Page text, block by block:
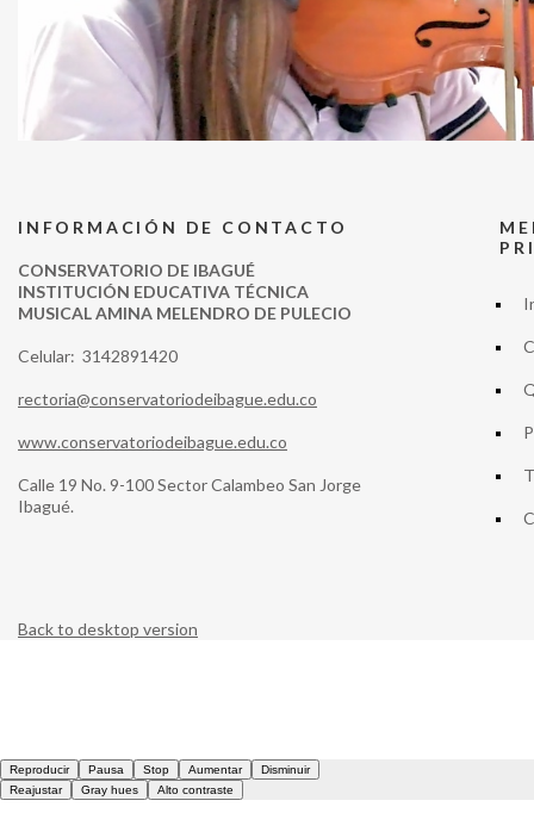
INFORMACIÓN DE CONTACTO
CONSERVATORIO DE IBAGUÉ
INSTITUCIÓN EDUCATIVA TÉCNICA
MUSICAL AMINA MELENDRO DE PULECIO
Celular: 3142891420
rectoria@conservatoriodeibague.edu.co
www.conservatoriodeibague.edu.co
Calle 19 No. 9-100 Sector Calambeo San Jorge
Ibagué.
Back to desktop version